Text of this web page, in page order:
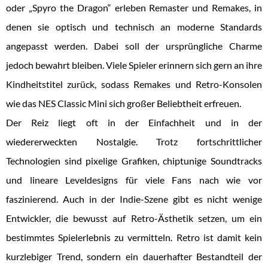
oder „Spyro the Dragon“ erleben Remaster und Remakes, in
denen sie optisch und technisch an moderne Standards
angepasst werden. Dabei soll der ursprüngliche Charme
jedoch bewahrt bleiben. Viele Spieler erinnern sich gern an ihre
Kindheitstitel zurück, sodass Remakes und Retro-Konsolen
wie das NES Classic Mini sich großer Beliebtheit erfreuen.
Der Reiz liegt oft in der Einfachheit und in der
wiedererweckten Nostalgie. Trotz fortschrittlicher
Technologien sind pixelige Grafiken, chiptunige Soundtracks
und lineare Leveldesigns für viele Fans nach wie vor
faszinierend. Auch in der Indie-Szene gibt es nicht wenige
Entwickler, die bewusst auf Retro-Ästhetik setzen, um ein
bestimmtes Spielerlebnis zu vermitteln. Retro ist damit kein
kurzlebiger Trend, sondern ein dauerhafter Bestandteil der